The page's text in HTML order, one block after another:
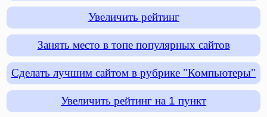
Увеличить рейтинг
Занять место в топе популярных сайтов
Сделать лучшим сайтом в рубрике "Компьютеры"
Увеличить рейтинг на 1 пункт